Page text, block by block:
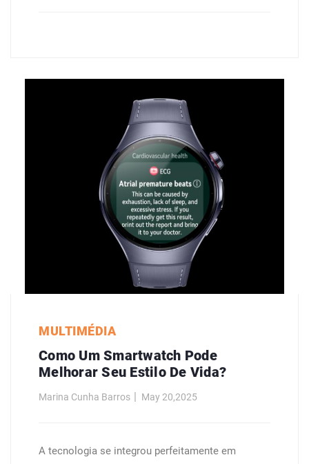
MULTIMÉDIA
Como Um Smartwatch Pode
Melhorar Seu Estilo De Vida?
Marina Cunha Barros May 20,2025
A tecnologia se integrou perfeitamente em